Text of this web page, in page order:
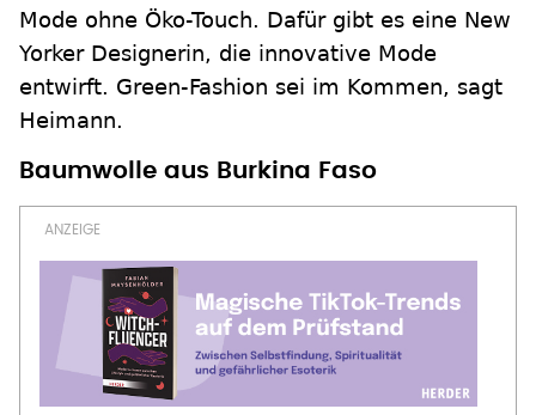
Mode ohne Öko-Touch. Dafür gibt es eine New
Yorker Designerin, die innovative Mode
entwirft. Green-Fashion sei im Kommen, sagt
Heimann.
Baumwolle aus Burkina Faso